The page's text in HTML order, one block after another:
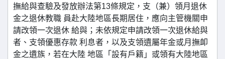
撫給與查驗及發放辦法第13條規定，支（兼）領月退休
金之退休教職 員赴大陸地區長期居住，應向主管機關申
請改領一次退休 給與；未依規定申請改領一次退休給與
者、支領優惠存款 利息者，以及支領遺屬年金或月撫卹
金之遺族，若在大陸 地區「設有戶籍」或領有大陸地區